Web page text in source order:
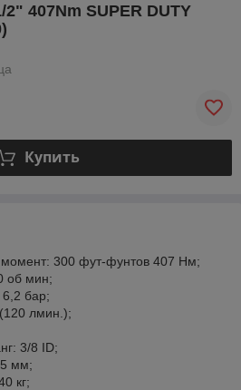
407Nm SUPER DUTY
Купить
300 фут-фунтов 407 Нм;
об мин;
6,2 бар;
лмин.);
3/8 ID;
мм;
кг;